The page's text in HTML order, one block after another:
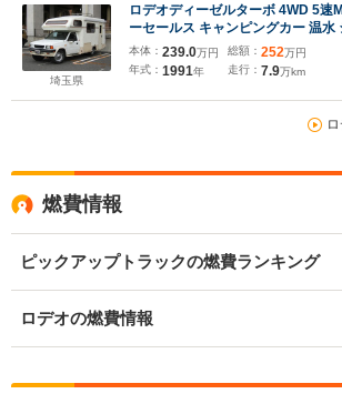
埼玉県
ロデオディーゼルターボ 4WD 5速
ーセールス キャンピングカー 温水
電子レンジ インバーター 外部電源
本体： 239.0万円
年式： 1991年
総額： 252万円
走行： 7.9万km
燃費情報
ピックアップトラックの燃費ランキング
ロデオの燃費情報